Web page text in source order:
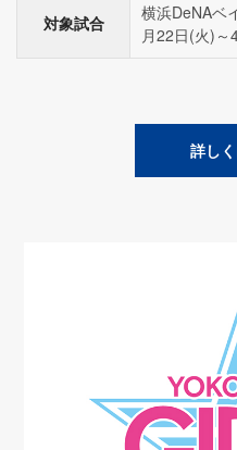
対象試合
横浜DeNAベ
月22日(火)～
詳し